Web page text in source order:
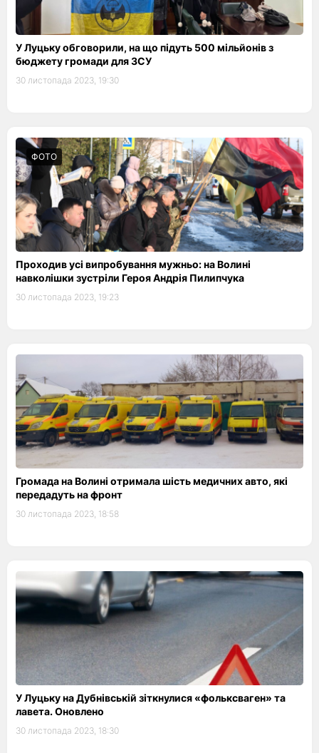
У Луцьку обговорили, на що підуть 500 мільйонів з
бюджету громади для ЗСУ
30 листопада 2023, 19:30
ФОТО
Проходив усі випробування мужньо: на Волині
навколішки зустріли Героя Андрія Пилипчука
30 листопада 2023, 19:23
Громада на Волині отримала шість медичних авто, які
передадуть на фронт
30 листопада 2023, 18:58
У Луцьку на Дубнівській зіткнулися «фольксваген» та
лавета. Оновлено
30 листопада 2023, 18:30